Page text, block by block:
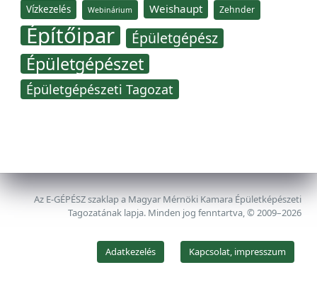
Vízkezelés Webinárium Weishaupt Zehnder
Építőipar Épületgépész
Épületgépészet
Épületgépészeti Tagozat
Az E-GÉPÉSZ szaklap a Magyar Mérnöki Kamara Épületképészeti
Tagozatának lapja. Minden jog fenntartva, © 2009–2026
Adatkezelés Kapcsolat, impresszum